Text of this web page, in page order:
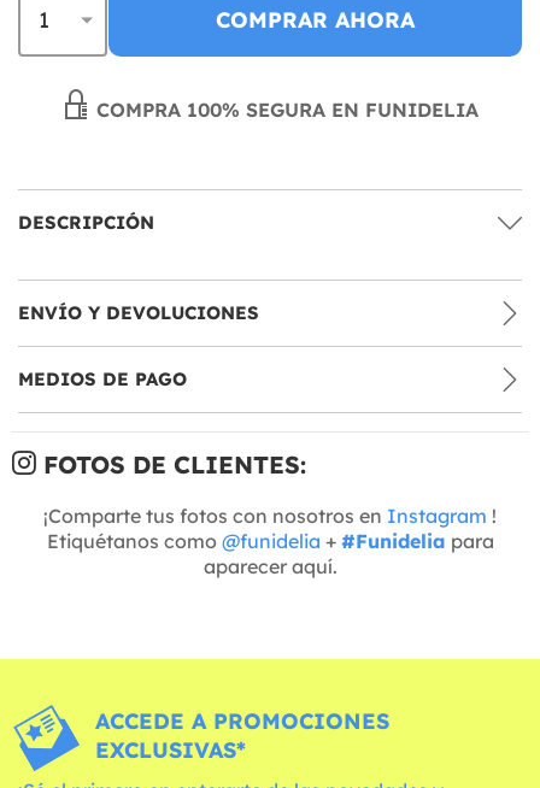
COMPRAR AHORA
COMPRA 100% SEGURA EN FUNIDELIA
DESCRIPCIÓN
ENVÍO Y DEVOLUCIONES
MEDIOS DE PAGO
FOTOS DE CLIENTES:
¡Comparte tus fotos con nosotros en Instagram !
Etiquétanos como @funidelia + #Funidelia para
aparecer aquí.
ACCEDE A PROMOCIONES
EXCLUSIVAS*